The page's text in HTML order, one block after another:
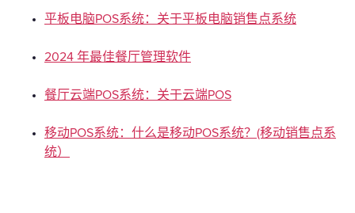
平板电脑POS系统：关于平板电脑销售点系统
2024 年最佳餐厅管理软件
餐厅云端POS系统：关于云端POS
移动POS系统：什么是移动POS系统？(移动销售点系
统）